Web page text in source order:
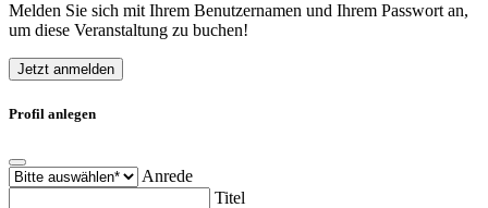
Melden Sie sich mit Ihrem Benutzernamen und Ihrem Passwort an,
um diese Veranstaltung zu buchen!
Jetzt anmelden
Profil anlegen
Anrede
Titel